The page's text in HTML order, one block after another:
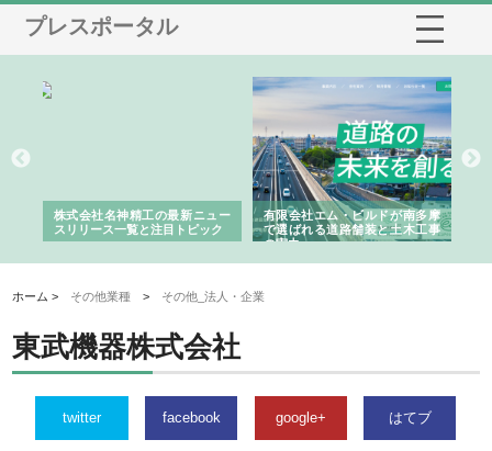
プレスポータル
株式会社名神精工の最新ニュー
スリリース一覧と注目トピック
有限会社エム・ビルドが南多摩
で選ばれる道路舗装と土木工事
の実力
ホーム > その他業種 > その他_法人・企業
東武機器株式会社
twitter facebook google+ はてブ